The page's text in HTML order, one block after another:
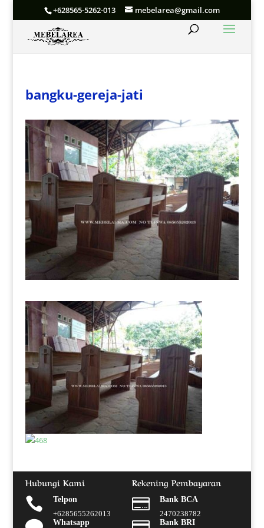
+628565-5262-013 mebelarea@gmail.com
bangku-gereja-jati
Hubungi Kami

Telpon
+6285655262013
Whatsapp
Rekening Pembayaran

Bank BCA
2470238782
Bank BRI